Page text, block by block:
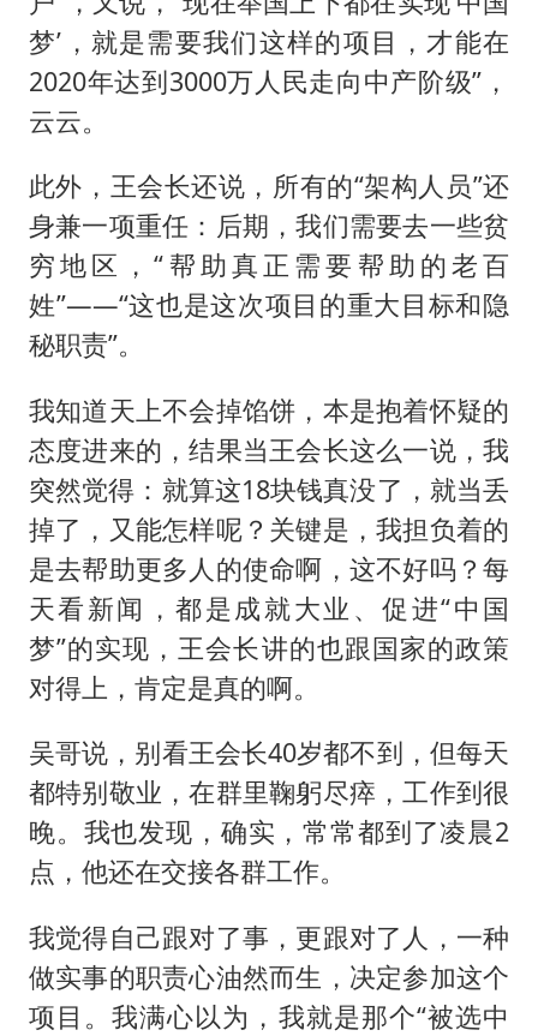
梦’，就是需要我们这样的项目，才能在
2020年达到3000万人民走向中产阶级”，
云云。
此外，王会长还说，所有的“架构人员”还
身兼一项重任：后期，我们需要去一些贫
穷地区，“帮助真正需要帮助的老百
姓”——“这也是这次项目的重大目标和隐
秘职责”。
我知道天上不会掉馅饼，本是抱着怀疑的
态度进来的，结果当王会长这么一说，我
突然觉得：就算这18块钱真没了，就当丢
掉了，又能怎样呢？关键是，我担负着的
是去帮助更多人的使命啊，这不好吗？每
天看新闻，都是成就大业、促进“中国
梦”的实现，王会长讲的也跟国家的政策
对得上，肯定是真的啊。
吴哥说，别看王会长40岁都不到，但每天
都特别敬业，在群里鞠躬尽瘁，工作到很
晚。我也发现，确实，常常都到了凌晨2
点，他还在交接各群工作。
我觉得自己跟对了事，更跟对了人，一种
做实事的职责心油然而生，决定参加这个
项目。我满心以为，我就是那个“被选中